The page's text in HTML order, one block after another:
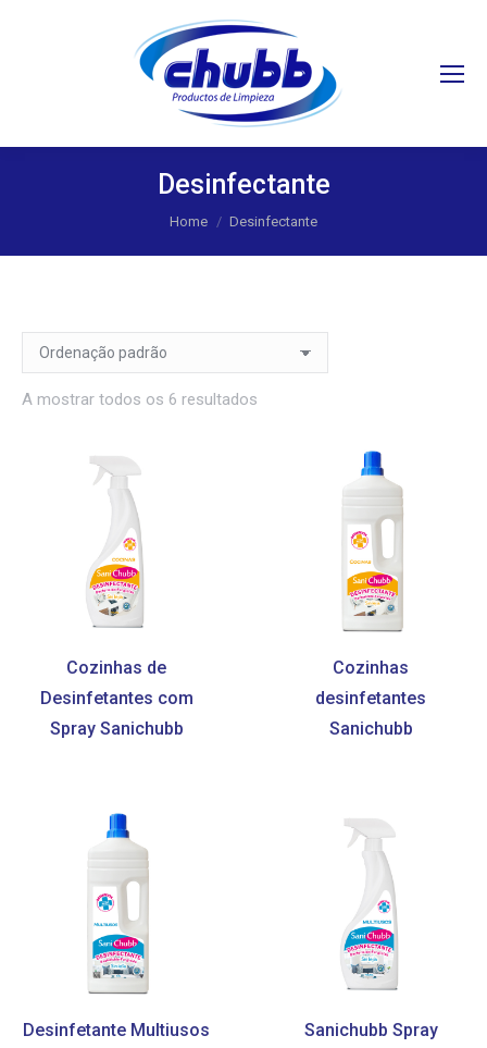
Desinfectante
You are here:
Home Desinfectante
A mostrar todos os 6 resultados
Cozinhas de
Desinfetantes com
Spray Sanichubb
Cozinhas
desinfetantes
Sanichubb
Desinfetante Multiusos
Sanichubb Spray